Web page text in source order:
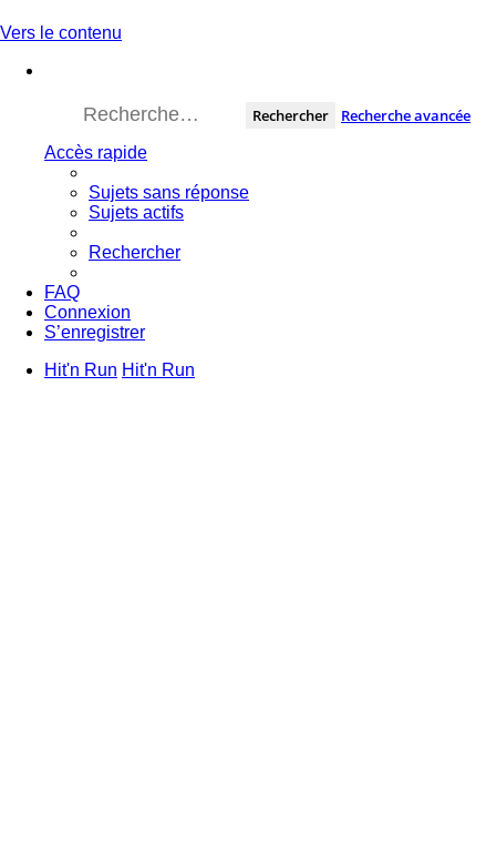
Vers le contenu
Rechercher Recherche avancée
Accès rapide
Sujets sans réponse
Sujets actifs
Rechercher
FAQ
Connexion
S’enregistrer
Hit'n Run Hit'n Run